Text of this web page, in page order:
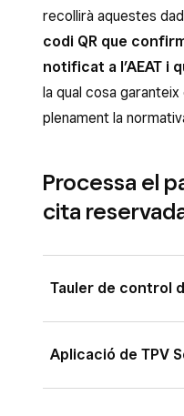
recollirà aquestes
codi QR que
notificat a l’AEAT i
la qual cosa
plenament la
Processa el
cita
Tauler de control
Inicia la sessió
Aplicació de TPV